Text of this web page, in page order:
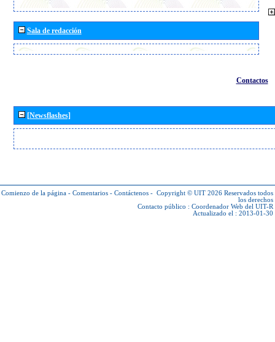
Sala de redacción
Contactos
[Newsflashes]
Comienzo de la página - Comentarios - Contáctenos - Copyright © UIT 2026 Reservados todos
los derechos
Contacto público : Coordenador Web del UIT-R
Actualizado el : 2013-01-30